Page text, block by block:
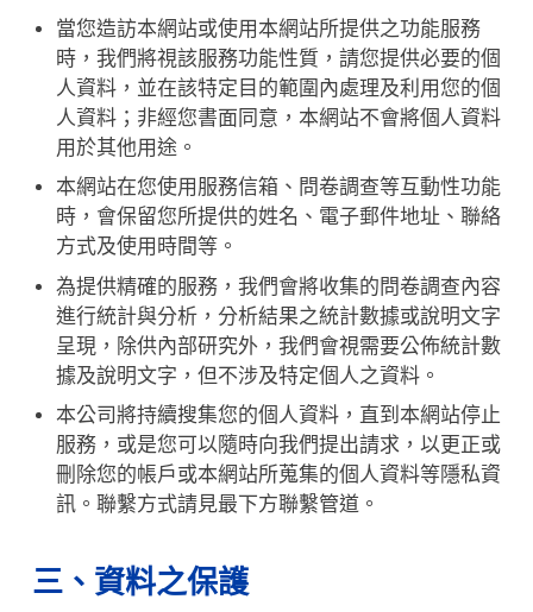
當您造訪本網站或使用本網站所提供之功能服務
時，我們將視該服務功能性質，請您提供必要的個
人資料，並在該特定目的範圍內處理及利用您的個
人資料；非經您書面同意，本網站不會將個人資料
用於其他用途。
本網站在您使用服務信箱、問卷調查等互動性功能
時，會保留您所提供的姓名、電子郵件地址、聯絡
方式及使用時間等。
為提供精確的服務，我們會將收集的問卷調查內容
進行統計與分析，分析結果之統計數據或說明文字
呈現，除供內部研究外，我們會視需要公佈統計數
據及說明文字，但不涉及特定個人之資料。
本公司將持續搜集您的個人資料，直到本網站停止
服務，或是您可以隨時向我們提出請求，以更正或
刪除您的帳戶或本網站所蒐集的個人資料等隱私資
訊。聯繫方式請見最下方聯繫管道。
三、資料之保護